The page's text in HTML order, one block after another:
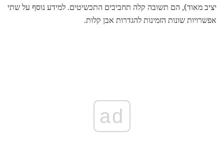
יציב מאוד), הם תשובה קלה תחביבים התכשיטים. למידע נוסף על שתי
אפשרויות שונות הזמינות להגדרות אבן קלות.
ad